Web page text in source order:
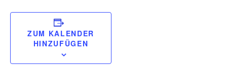
ZUM KALENDER
HINZUFÜGEN